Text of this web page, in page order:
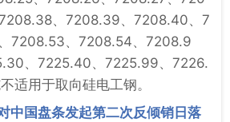
、7208.39、7208.40、7
7208.53、7208.54、7208.9
、7225.40、7225.99、7226.
适用于取向硅电工钢。
中国盘条发起第二次反倾销日落